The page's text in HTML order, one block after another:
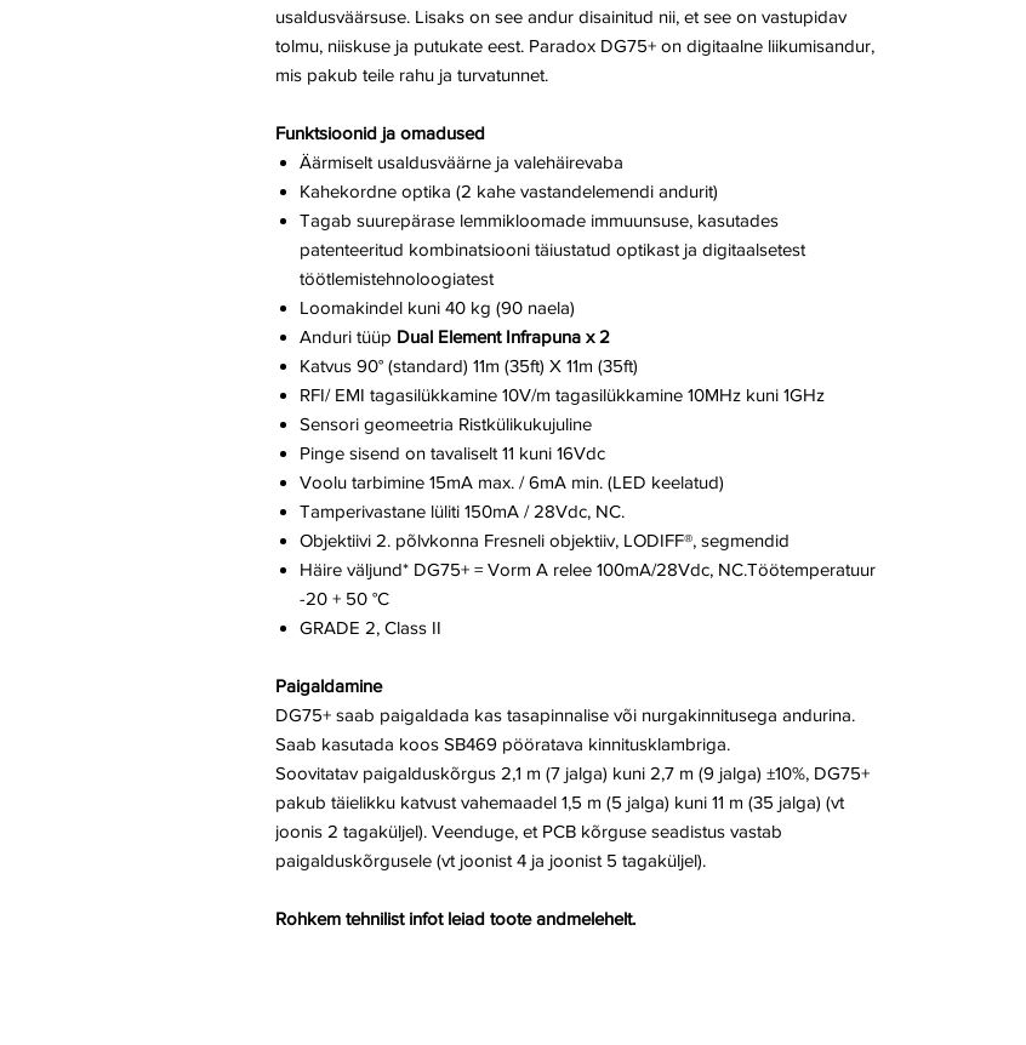
usaldusväärsuse. Lisaks on see andur disainitud nii, et see on vastupidav
tolmu, niiskuse ja putukate eest. Paradox DG75+ on digitaalne liikumisandur,
mis pakub teile rahu ja turvatunnet.
Funktsioonid ja omadused
Äärmiselt usaldusväärne ja valehäirevaba
Kahekordne optika (2 kahe vastandelemendi andurit)
Tagab suurepärase lemmikloomade immuunsuse, kasutades
patenteeritud kombinatsiooni täiustatud optikast ja digitaalsetest
töötlemistehnoloogiatest
Loomakindel kuni 40 kg (90 naela)
Anduri tüüp Dual Element Infrapuna x 2
Katvus 90° (standard) 11m (35ft) X 11m (35ft)
RFI/ EMI tagasilükkamine 10V/m tagasilükkamine 10MHz kuni 1GHz
Sensori geomeetria Ristkülikukujuline
Pinge sisend on tavaliselt 11 kuni 16Vdc
Voolu tarbimine 15mA max. / 6mA min. (LED keelatud)
Tamperivastane lüliti 150mA / 28Vdc, NC.
Objektiivi 2. põlvkonna Fresneli objektiiv, LODIFF®, segmendid
Häire väljund* DG75+ = Vorm A relee 100mA/28Vdc, NC.Töötemperatuur
-20 + 50 °C
GRADE 2, Class II
Paigaldamine
DG75+ saab paigaldada kas tasapinnalise või nurgakinnitusega andurina.
Saab kasutada koos SB469 pööratava kinnitusklambriga.
Soovitatav paigalduskõrgus 2,1 m (7 jalga) kuni 2,7 m (9 jalga) ±10%, DG75+
pakub täielikku katvust vahemaadel 1,5 m (5 jalga) kuni 11 m (35 jalga) (vt
joonis 2 tagaküljel). Veenduge, et PCB kõrguse seadistus vastab
paigalduskõrgusele (vt joonist 4 ja joonist 5 tagaküljel).
Rohkem tehnilist infot leiad toote andmelehelt.